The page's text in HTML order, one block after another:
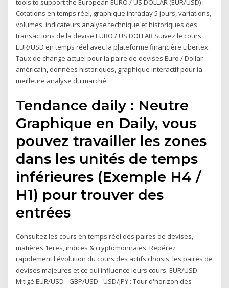
tools to support the European EURO / US DOLLAR (EUR/USD) :
Cotations en temps réel, graphique intraday 5 jours, variations,
volumes, indicateurs analyse technique et historiques des
transactions de la devise EURO / US DOLLAR Suivez le cours
EUR/USD en temps réel avec la plateforme financière Libertex.
Taux de change actuel pour la paire de devises Euro / Dollar
américain, données historiques, graphique interactif pour la
meilleure analyse du marché.
Tendance daily : Neutre
Graphique en Daily, vous
pouvez travailler les zones
dans les unités de temps
inférieures (Exemple H4 /
H1) pour trouver des
entrées
Consultez les cours en temps réel des paires de devises,
matières 1eres, indices & cryptomonnaies. Repérez
rapidement l'évolution du cours des actifs choisis. les paires de
devises majeures et ce qui influence leurs cours. EUR/USD.
Mitigé EUR/USD - GBP/USD - USD/JPY : Tour d'horizon des